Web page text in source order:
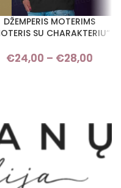
€24,00 through
DŽEMPERIS MOTERIMS
SU CHARAKTERIU“
€24,00 – €28,00